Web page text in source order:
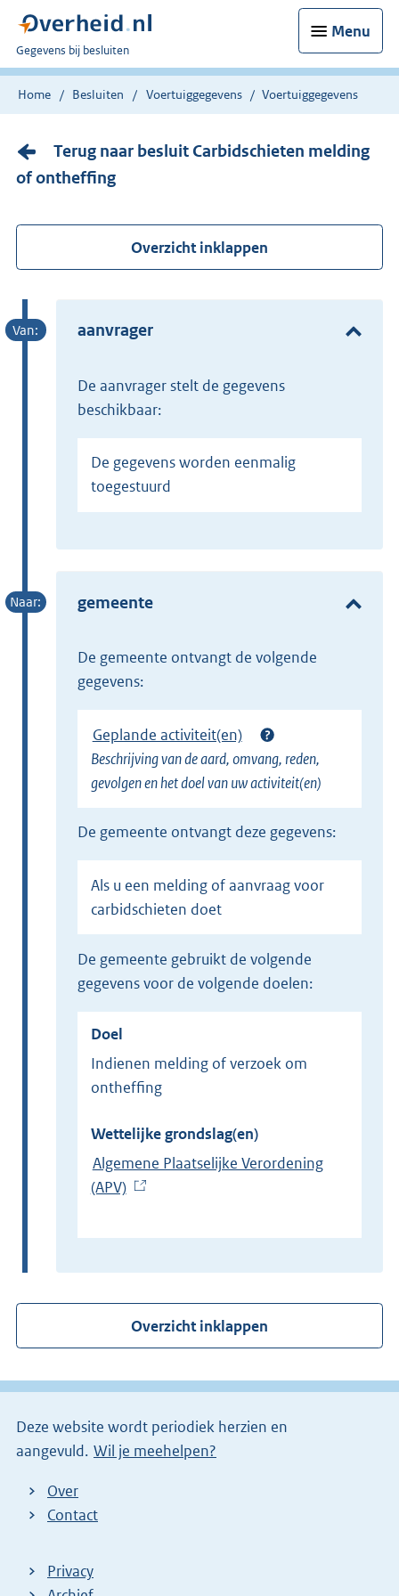
Menu
U
bent
nu
Gegevens bij besluiten
Home Besluiten Voertuiggegevens Voertuiggegevens
Terug naar besluit Carbidschieten melding
of ontheffing
Overzicht inklappen
aanvrager
de aanvrager stelt de gegevens
beschikbaar:
De gegevens worden eenmalig
toegestuurd
gemeente
de gemeente ontvangt de volgende
gegevens:
Geplande activiteit(en)
Beschrijving van de aard, omvang, reden,
gevolgen en het doel van uw activiteit(en)
de gemeente ontvangt deze gegevens:
Als u een melding of aanvraag voor
carbidschieten doet
de gemeente gebruikt de volgende
gegevens voor de volgende doelen:
Doel
Indienen melding of verzoek om
ontheffing
Wettelijke grondslag(en)
Algemene Plaatselijke Verordening
(APV)(
x
r
n
l
n
k
Overzicht inklappen
Deze website wordt periodiek herzien en
aangevuld. Wil je meehelpen?
Over
Contact
Privacy